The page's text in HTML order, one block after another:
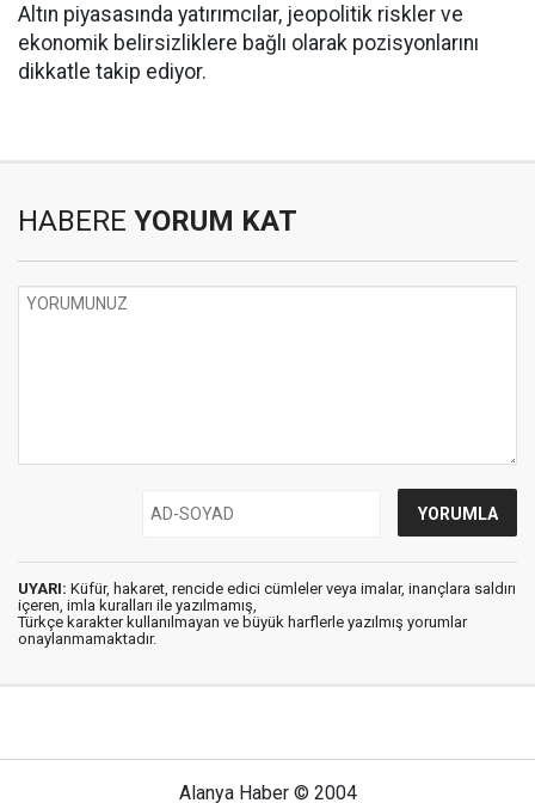
Altın piyasasında yatırımcılar, jeopolitik riskler ve
ekonomik belirsizliklere bağlı olarak pozisyonlarını
dikkatle takip ediyor.
HABERE YORUM KAT
UYARI: Küfür, hakaret, rencide edici cümleler veya imalar, inançlara saldırı
içeren, imla kuralları ile yazılmamış,
Türkçe karakter kullanılmayan ve büyük harflerle yazılmış yorumlar
onaylanmamaktadır.
Alanya Haber © 2004